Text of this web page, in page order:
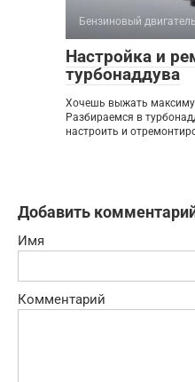
Бензиновый двигатель
Настройка и
турбонаддува
Хочешь выжать
Разбираемся в
настроить и
Добавить
Имя
Комментарий